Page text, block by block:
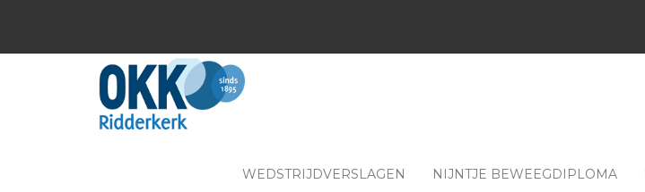
WEDSTRIJDVERSLAGEN NIJNTJE BEWEEGDIPLOMA